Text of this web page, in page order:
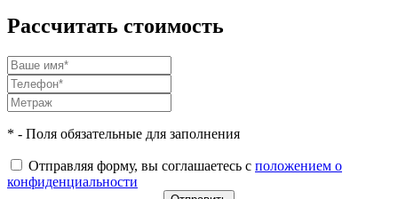
Рассчитать стоимость
* - Поля обязательные для заполнения
Отправляя форму, вы соглашаетесь с положением о
конфиденциальности